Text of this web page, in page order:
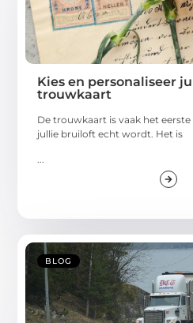
Kies en personaliseer
trouwkaart
De trouwkaart is vaak het
jullie bruiloft echt wordt. Het is
...
BLOG